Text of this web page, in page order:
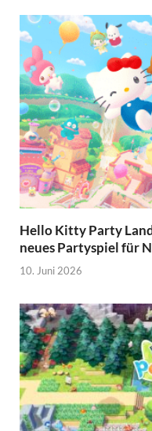
Hello Kitty Party
neues Partyspiel für
10. Juni 2026